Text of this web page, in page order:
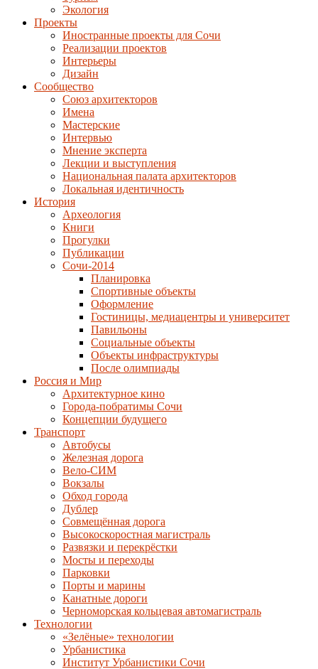
Экология
Проекты
Иностранные проекты для Сочи
Реализации проектов
Интерьеры
Дизайн
Сообщество
Союз архитекторов
Имена
Мастерские
Интервью
Мнение эксперта
Лекции и выступления
Национальная палата архитекторов
Локальная идентичность
История
Археология
Книги
Прогулки
Публикации
Сочи-2014
Планировка
Спортивные объекты
Оформление
Гостиницы, медиацентры и университет
Павильоны
Социальные объекты
Объекты инфраструктуры
После олимпиады
Россия и Мир
Архитектурное кино
Города-побратимы Сочи
Концепции будущего
Транспорт
Автобусы
Железная дорога
Вело-СИМ
Вокзалы
Обход города
Дублер
Совмещённая дорога
Высокоскоростная магистраль
Развязки и перекрёстки
Мосты и переходы
Парковки
Порты и марины
Канатные дороги
Черноморская кольцевая автомагистраль
Технологии
«Зелёные» технологии
Урбанистика
Институт Урбанистики Сочи